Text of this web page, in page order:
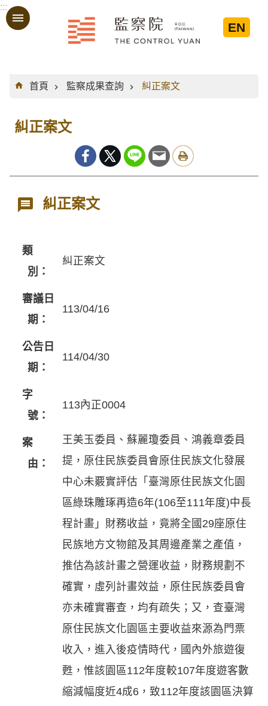
跳到主要內容區塊
:::
EN
:::
首頁
監察成果查詢 糾正案文
糾正案文
糾正案文
類
別：
糾正案文
審議日
期：
113/04/16
公告日
期：
114/04/30
字
號：
113內正0004
案
由：
王美玉委員、蘇麗瓊委員、鴻義章委員
提，原住民族委員會原住民族文化發展
中心未覈實評估「臺灣原住民族文化園
區綠珠雕琢再造6年(106至111年度)中長
程計畫」財務收益，竟將全國29座原住
民族地方文物館及其周邊產業之產值，
推估為該計畫之營運收益，財務規劃不
確實，虛列計畫效益，原住民族委員會
亦未確實審查，均有疏失；又，查臺灣
原住民族文化園區主要收益來源為門票
收入，進入後疫情時代，國內外旅遊復
甦，惟該園區112年度較107年度遊客數
縮減幅度近4成6，致112年度該園區決算